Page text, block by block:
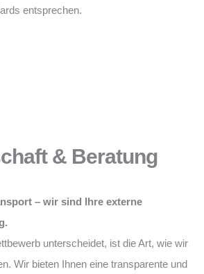
entsprechen.
& Beratung
– wir sind Ihre externe
unterscheidet, ist die Art, wie wir
Wir bieten Ihnen eine transparente und